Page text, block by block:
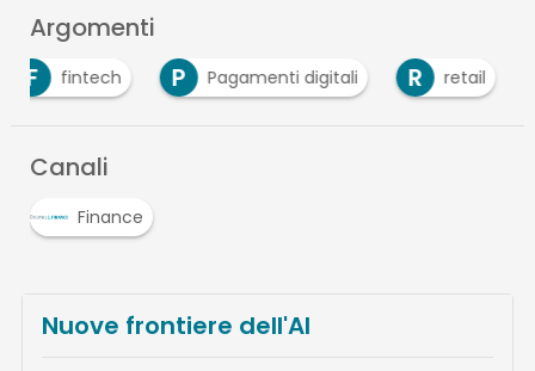
Argomenti
F
fintech P Pagamenti digitali R retail
Canali
Finance
Nuove frontiere dell'AI